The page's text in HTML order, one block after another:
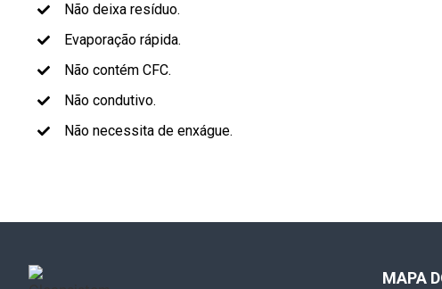
Não deixa resíduo.
Evaporação rápida.
Não contém CFC.
Não condutivo.
Não necessita de enxágue.
MAPA